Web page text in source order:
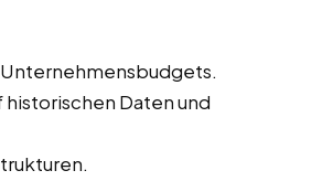
Unternehmensbudgets.
Daten und